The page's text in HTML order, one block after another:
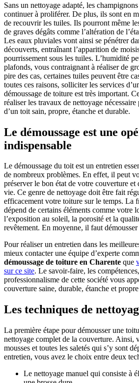
Sans un nettoyage adapté, les
continuer à proliférer. De plus, ils sont en
de recouvrir les tuiles. Ils pourront même
de graves dégâts comme l’altération de
Les eaux pluviales vont ainsi se pénétrer
découverts, entraînant l’apparition de
pourrissement sous les tuiles. L’humidité
plafonds, vous contraignant à réaliser de
pire des cas, certaines tuiles peuvent être
toutes ces raisons, solliciter les services
démoussage de toiture est très important.
réaliser les travaux de nettoyage
d’un toit sain, propre, étanche et durable.
Le démoussage est une
indispensable
Le démoussage du toit est un entretien
de nombreux problèmes. En effet, il peut
préserver le bon état de votre couverture et
vie. Ce genre de nettoyage doit être fait
efficacement votre toiture sur le temps. La
dépend de certains éléments comme votre
l’exposition au soleil, la porosité et la
revêtement. En moyenne, il faut
Pour réaliser un entretien dans les
mieux contacter une équipe d’experte
démoussage de toiture en Charente que
sur ce site. Le savoir-faire, les
professionnalisme de cette société vous
couverture saine, durable, étanche et
Les techniques de
La première étape pour démousser une
nettoyage complet de la couverture. Ainsi,
mousses et toutes les saletés qui s’y sont
entretien, vous avez le choix entre deux
Le nettoyage manuel qui consiste à